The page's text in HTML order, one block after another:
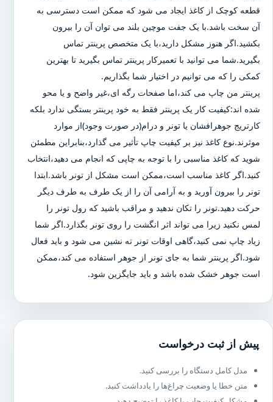
قطعه کوچک از کاغذ ایجاد می شود که ممکن است دسترسی به
آن سخت باشد.با یک جفت موچین بلند می توان آن را بیرون
بکشید.اگر هنوز مشکل دارید،با یک متخصص پرینتر تماس
بگیرید.شما می توانید با تعمیرکار پرینتر تماس بگیرید تا بهترین
کمکی را که می توانیم در اختیار شما بگذاریم.
پرینتر من چاپ می کند،اما صفحات رگه ای،غیر واضح و یا محو
شده اند:کیفیت کار یک پرینتر فقط به خود پرینتر بستگی ندارد بلکه
کارتریج جوهرافشان یا تونر و درام(در صورت وجود)از موارد
موثرند.نوع کاغذ نیز بر کیفیت چاپ تأثیر می گذارد،بنابراین مطمئن
شوید که کاغذ مناسبی را با توجه به چاپی که انجام می دهید،انتخاب
کنید.اگر کاغذ مناسب است،ممکن است مشکل از تونر باشد.ابتدا
تونر را بیرون آورید و به آرامی آن را از یک طرف به طرف دیگر
حرکت دهید.تونر را تکان ندهید و مراقب باشید که رول تونر را
لمس نکنید زیرا می تواند اثر انگشت را روی تونر بگذارد.اگر شما
زیاد چاپ نمی کنید،گاهی اوقات تونر ته نشین می شود و باید فعال
شود.اگر پرینتر شما به جای تونر از جوهر استفاده می کند،ممکن
است جوهر خشک شده باشد و باید جایگزین شود.
پیش از ثبت درخواست
مدل کامل دستگاه را بررسی کنید.
متن خطا یا وضعیت چراغ‌ها را یادداشت کنید.